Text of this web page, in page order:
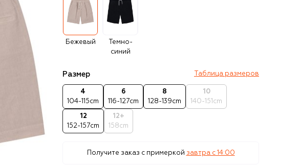
Бежевый
Темно-
синий
Размер Таблица размеров
4
104-115cm
6
116-127cm
8
128-139cm
10
140-151cm
12
152-157cm
12+
158cm
Получите заказ с примеркой завтра c 14:00